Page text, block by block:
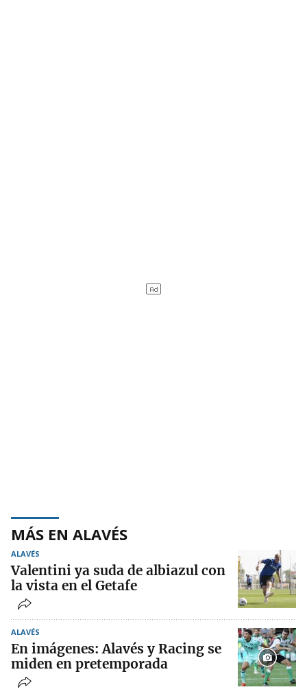
MÁS EN ALAVÉS
ALAVÉS
Valentini ya suda de albiazul con
la vista en el Getafe
ALAVÉS
En imágenes: Alavés y Racing se
miden en pretemporada